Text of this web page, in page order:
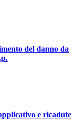
del danno da
e ricadute